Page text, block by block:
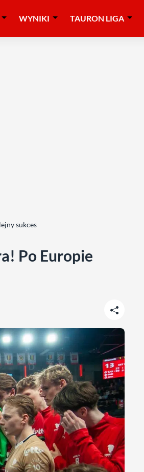
WYNIKI TAURON LIGA
sukces
Po Europie